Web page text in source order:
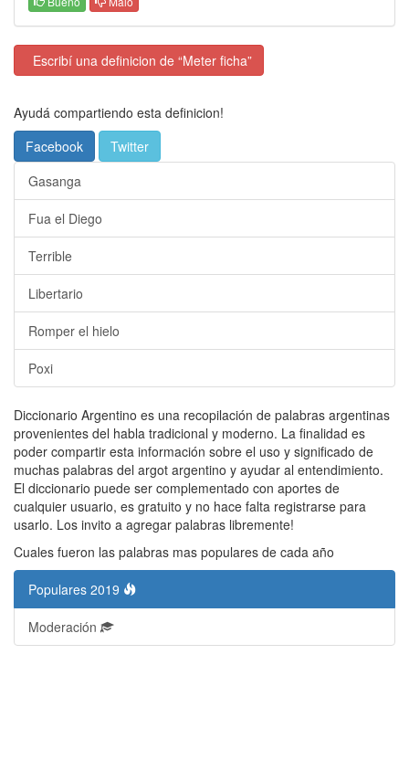
Escribí una definicion de “Meter ficha”
Ayudá compartiendo esta definicion!
Facebook
Twitter
Gasanga
Fua el Diego
Terrible
Libertario
Romper el hielo
Poxi
Diccionario Argentino es una recopilación de palabras argentinas
provenientes del habla tradicional y moderno. La finalidad es
poder compartir esta información sobre el uso y significado de
muchas palabras del argot argentino y ayudar al entendimiento.
El diccionario puede ser complementado con aportes de
cualquier usuario, es gratuito y no hace falta registrarse para
usarlo. Los invito a agregar palabras libremente!
Cuales fueron las palabras mas populares de cada año
Populares 2019
Moderación